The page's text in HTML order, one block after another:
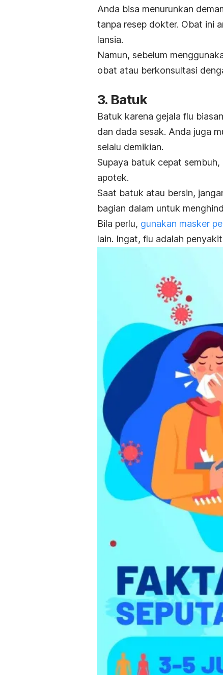
Anda bisa menurunkan
tanpa resep dokter. Obat ini
lansia.
Namun, sebelum
obat atau berkonsultasi
3. Batuk
Batuk karena gejala flu
dan dada sesak. Anda juga
selalu demikian.
Supaya batuk cepat
apotek.
Saat batuk atau bersin,
bagian dalam untuk
Bila perlu, gunakan masker
lain. Ingat, flu adalah